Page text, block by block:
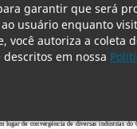
garantir que será
usuário enquanto
você autoriza a coleta
em nossa